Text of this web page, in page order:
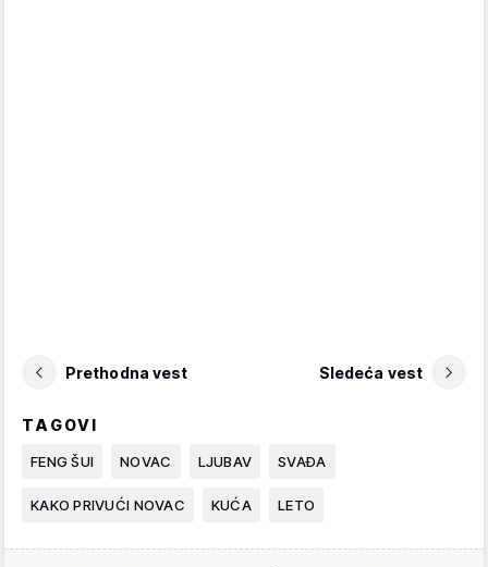
Prethodna vest Sledeća vest
TAGOVI
FENG ŠUI NOVAC LJUBAV SVAĐA
KAKO PRIVUĆI NOVAC KUĆA LETO